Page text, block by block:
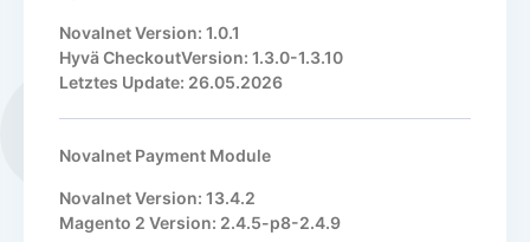
Online/In-Store/Mobile POS-Zahlungen
Novalnet Version: 1.0.1
Hyvä CheckoutVersion: 1.3.0-1.3.10
Letztes Update: 26.05.2026
Novalnet Payment Module
Novalnet Version: 13.4.2
Magento 2 Version: 2.4.5-p8-2.4.9